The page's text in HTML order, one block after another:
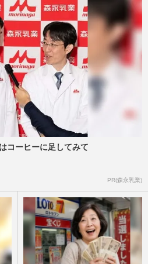
コーヒーに足してみて
PR(森永乳業)